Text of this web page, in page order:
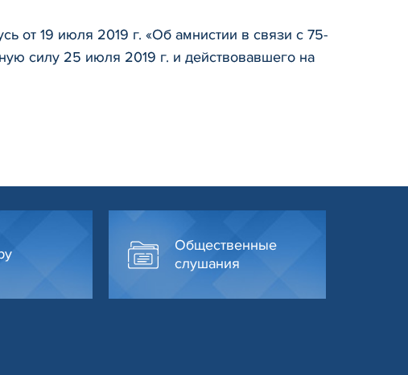
от 19 июля 2019 г. «Об амнистии в связи с 75-
силу 25 июля 2019 г. и действовавшего на
Общественные
слушания